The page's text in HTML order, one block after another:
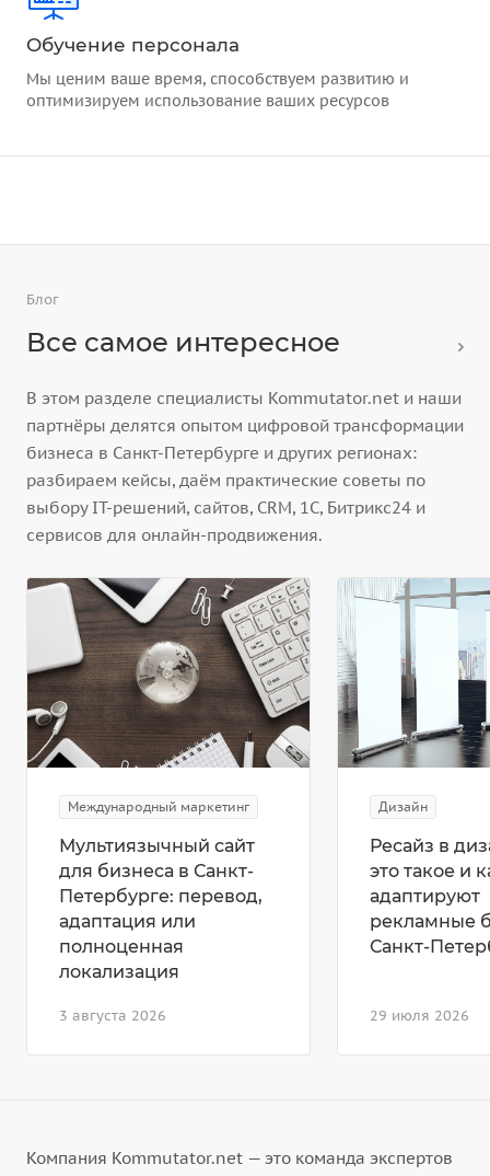
Обучение персонала
Мы ценим ваше время, способствуем развитию и
оптимизируем использование ваших ресурсов
Блог
Все самое интересное
В этом разделе специалисты Kommutator.net и наши
партнёры делятся опытом цифровой трансформации
бизнеса в Санкт-Петербурге и других регионах:
разбираем кейсы, даём практические советы по
выбору IT-решений, сайтов, CRM, 1С, Битрикс24 и
сервисов для онлайн-продвижения.
Международный маркетинг
3 августа 2026
Мультиязычный сайт
для бизнеса в Санкт-
Петербурге: перевод,
адаптация или
полноценная
локализация
Дизайн
29 июля 2026
Ресайз в
это такое и
адаптируют
рекламные
Санкт-
Компания Kommutator.net — это команда экспертов